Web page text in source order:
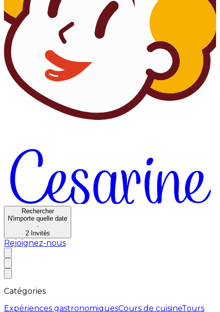
Rechercher
N'importe quelle date
·
2 Invités
Rejoignez-nous
Catégories
Expériences gastronomiquesCours de cuisineTours